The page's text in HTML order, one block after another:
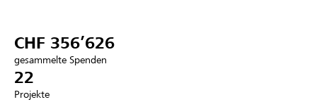
Registrieren
CHF 356’626
gesammelte Spenden
22
Projekte